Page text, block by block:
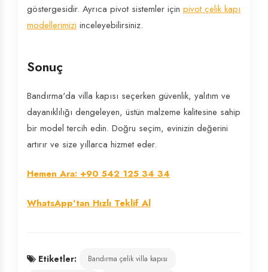
göstergesidir. Ayrıca pivot sistemler için pivot çelik kapı
modellerimizi inceleyebilirsiniz.
Sonuç
Bandırma'da villa kapısı seçerken güvenlik, yalıtım ve
dayanıklılığı dengeleyen, üstün malzeme kalitesine sahip
bir model tercih edin. Doğru seçim, evinizin değerini
artırır ve size yıllarca hizmet eder.
Hemen Ara: +90 542 125 34 34
WhatsApp'tan Hızlı Teklif Al
Etiketler:
Bandırma çelik villa kapısı